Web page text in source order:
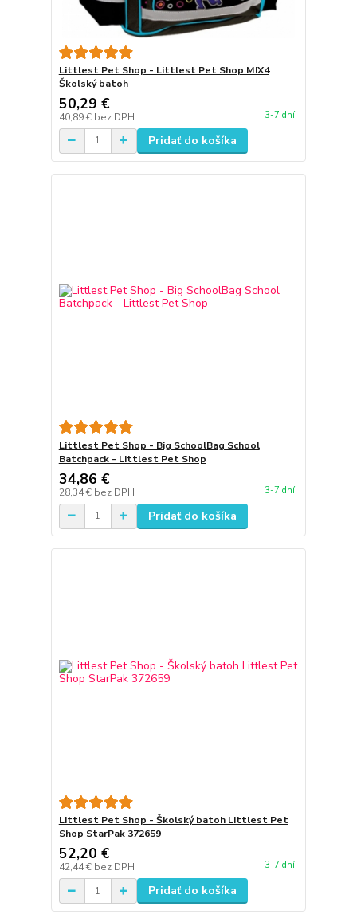
Littlest Pet Shop - Littlest Pet Shop MIX4
Školský batoh
50,29 €
40,89 € bez DPH 3-7 dní
Pridať do košíka
Littlest Pet Shop - Big SchoolBag School
Batchpack - Littlest Pet Shop
34,86 €
28,34 € bez DPH 3-7 dní
Pridať do košíka
Littlest Pet Shop - Školský batoh Littlest Pet
Shop StarPak 372659
52,20 €
42,44 € bez DPH 3-7 dní
Pridať do košíka